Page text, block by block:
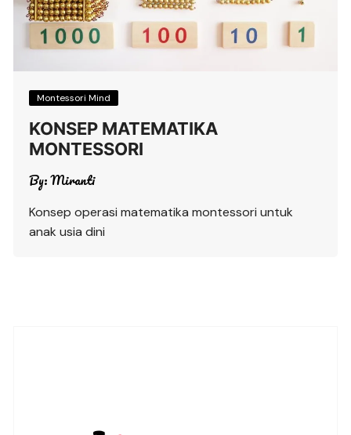
Montessori Mind
KONSEP MATEMATIKA
MONTESSORI
By:Miranti
Konsep operasi matematika montessori untuk
anak usia dini